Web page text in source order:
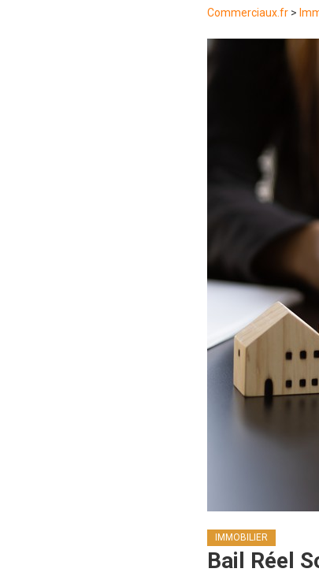
Commerciaux.fr>
IMMOBILIER
Bail Réel